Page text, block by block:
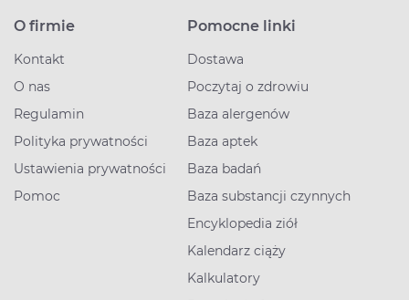
O firmie
Kontakt
O nas
Regulamin
Polityka prywatności
Ustawienia prywatności
Pomoc
Pomocne linki
Dostawa
Poczytaj o zdrowiu
Baza alergenów
Baza aptek
Baza badań
Baza substancji czynnych
Encyklopedia ziół
Kalendarz ciąży
Kalkulatory